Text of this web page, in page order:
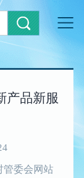
产品新服
委会网站